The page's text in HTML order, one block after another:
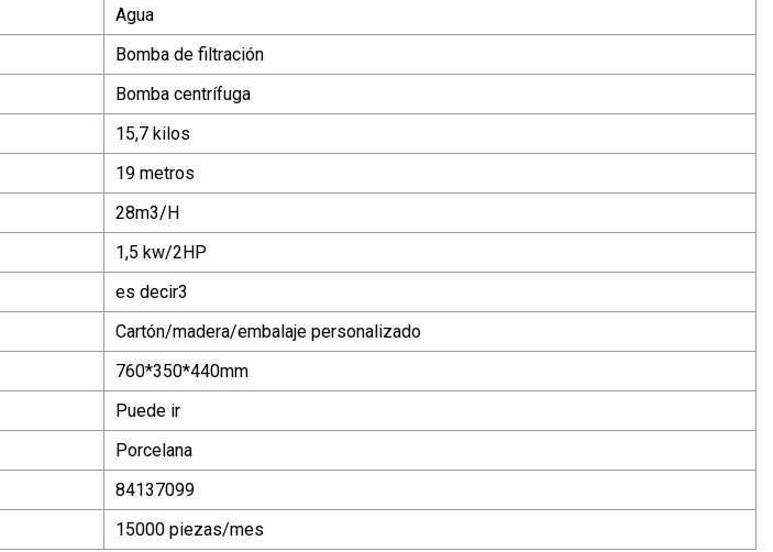
Agua
Bomba de filtración
Bomba centrífuga
15,7 kilos
19 metros
28m3/H
1,5 kw/2HP
es decir3
Cartón/madera/embalaje personalizado
760*350*440mm
Puede ir
Porcelana
84137099
15000 piezas/mes